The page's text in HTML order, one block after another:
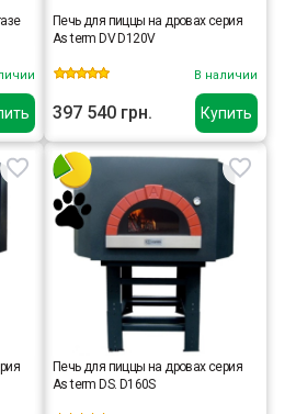
Купить
Печь для пиццы на дровах серия
As term DV D120V
В наличии
397 540 грн.
Печь для пиццы на дровах серия
As term DS. D160S